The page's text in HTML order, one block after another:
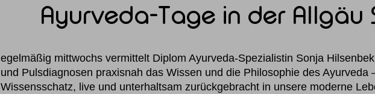
Ayurveda-Tage in der Allgäu
egelmäßig mittwochs vermittelt Diplom Ayurveda-Spezialistin Sonja
und Pulsdiagnosen praxisnah das Wissen und die Philosophie des Ayurveda
Wissensschatz, live und unterhaltsam zurückgebracht in unsere moderne